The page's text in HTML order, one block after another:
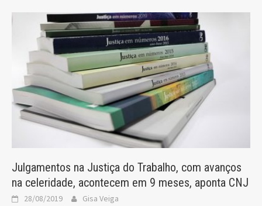
Julgamentos na Justiça do Trabalho, com avanços
na celeridade, acontecem em 9 meses, aponta CNJ
28/08/2019 Gisa Veiga